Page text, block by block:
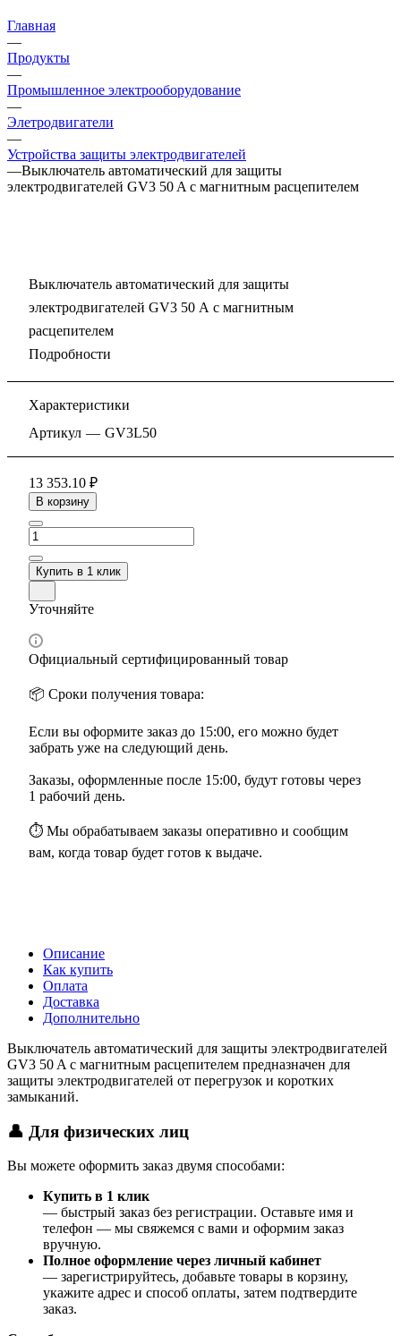
Главная
—
Продукты
—
Промышленное электрооборудование
—
Элетродвигатели
—
Устройства защиты электродвигателей
—Выключатель автоматический для защиты
электродвигателей GV3 50 A с магнитным расцепителем
Выключатель автоматический для защиты
электродвигателей GV3 50 A с магнитным
расцепителем
Подробности
Характеристики
Артикул — GV3L50
13 353.10 ₽
В корзину
Купить в 1 клик
Уточняйте
Официальный сертифицированный товар
📦 Сроки получения товара:
Если вы оформите заказ до 15:00, его можно будет
забрать уже на следующий день.
Заказы, оформленные после 15:00, будут готовы через
1 рабочий день.
⏱ Мы обрабатываем заказы оперативно и сообщим
вам, когда товар будет готов к выдаче.
Описание
Как купить
Оплата
Доставка
Дополнительно
Выключатель автоматический для защиты электродвигателей
GV3 50 A с магнитным расцепителем предназначен для
защиты электродвигателей от перегрузок и коротких
замыканий.
👤 Для физических лиц
Вы можете оформить заказ двумя способами:
Купить в 1 клик
— быстрый заказ без регистрации. Оставьте имя и
телефон — мы свяжемся с вами и оформим заказ
вручную.
Полное оформление через личный кабинет
— зарегистрируйтесь, добавьте товары в корзину,
укажите адрес и способ оплаты, затем подтвердите
заказ.